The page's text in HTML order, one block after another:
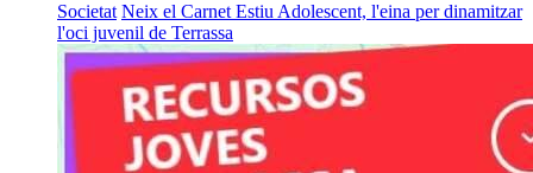
Societat Neix el Carnet Estiu Adolescent, l'eina per dinamitzar
l'oci juvenil de Terrassa